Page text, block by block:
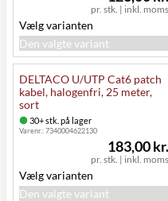
pr. stk. | inkl. moms
Vælg varianten
Den valgte variant
DELTACO U/UTP Cat6 patch
kabel, halogenfri, 25 meter,
sort
30+ stk. på lager
Varenr.:7340004622130
pr. stk. | inkl. moms
183,00 kr.
Vælg varianten
Den valgte variant